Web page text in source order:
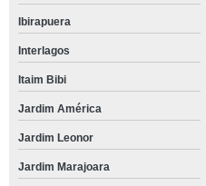
Ibirapuera
Interlagos
Itaim Bibi
Jardim América
Jardim Leonor
Jardim Marajoara